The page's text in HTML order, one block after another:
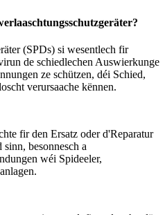
(SPDs) si wesentlech fir
de schiedlechen Auswierkunge
ze schützen, déi Schied,
verursaache kënnen.
fir den Ersatz oder d'Reparatur
besonnesch a
wéi Spideeler,